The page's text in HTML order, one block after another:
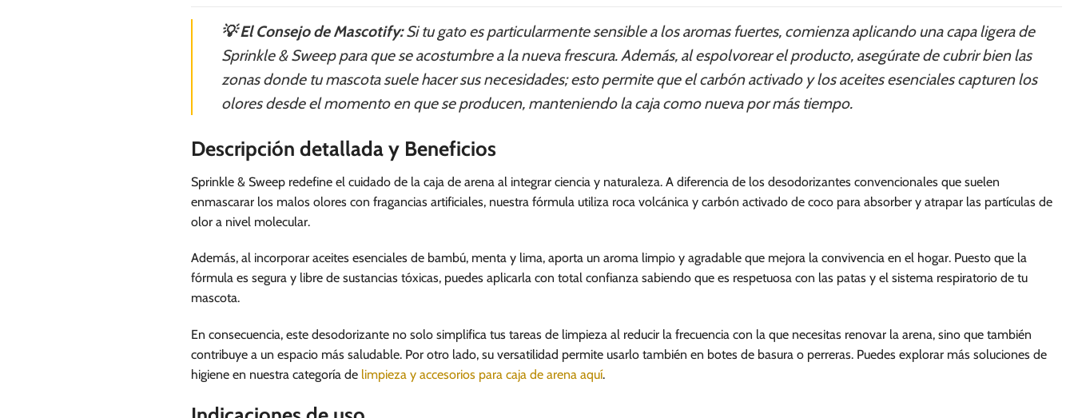
💡 El Consejo de Mascotify:Si tu gato es particularmente sensible a los aromas fuertes, comienza aplicando una capa ligera de
Sprinkle & Sweep para que se acostumbre a la nueva frescura. Además, al espolvorear el producto, asegúrate de cubrir bien las
zonas donde tu mascota suele hacer sus necesidades; esto permite que el carbón activado y los aceites esenciales capturen los
olores desde el momento en que se producen, manteniendo la caja como nueva por más tiempo.
Descripción detallada y Beneficios
Sprinkle & Sweep redefine el cuidado de la caja de arena al integrar ciencia y naturaleza. A diferencia de los desodorizantes convencionales que suelen
enmascarar los malos olores con fragancias artificiales, nuestra fórmula utiliza roca volcánica y carbón activado de coco para absorber y atrapar las partículas de
olor a nivel molecular.
Además, al incorporar aceites esenciales de bambú, menta y lima, aporta un aroma limpio y agradable que mejora la convivencia en el hogar. Puesto que la
fórmula es segura y libre de sustancias tóxicas, puedes aplicarla con total confianza sabiendo que es respetuosa con las patas y el sistema respiratorio de tu
mascota.
En consecuencia, este desodorizante no solo simplifica tus tareas de limpieza al reducir la frecuencia con la que necesitas renovar la arena, sino que también
contribuye a un espacio más saludable. Por otro lado, su versatilidad permite usarlo también en botes de basura o perreras. Puedes explorar más soluciones de
higiene en nuestra categoría de limpieza y accesorios para caja de arena aquí.